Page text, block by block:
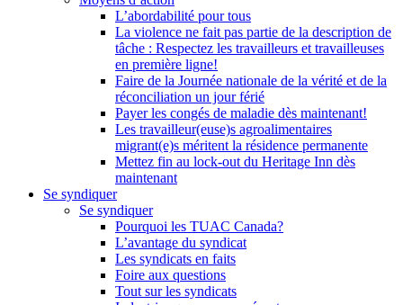
L’abordabilité pour tous
La violence ne fait pas partie de la description de
tâche : Respectez les travailleurs et travailleuses
en première ligne!
Faire de la Journée nationale de la vérité et de la
réconciliation un jour férié
Payer les congés de maladie dès maintenant!
Les travailleur(euse)s agroalimentaires
migrant(e)s méritent la résidence permanente
Mettez fin au lock-out du Heritage Inn dès
maintenant
Se syndiquer
Se syndiquer
Pourquoi les TUAC Canada?
L’avantage du syndicat
Les syndicats en faits
Foire aux questions
Tout sur les syndicats